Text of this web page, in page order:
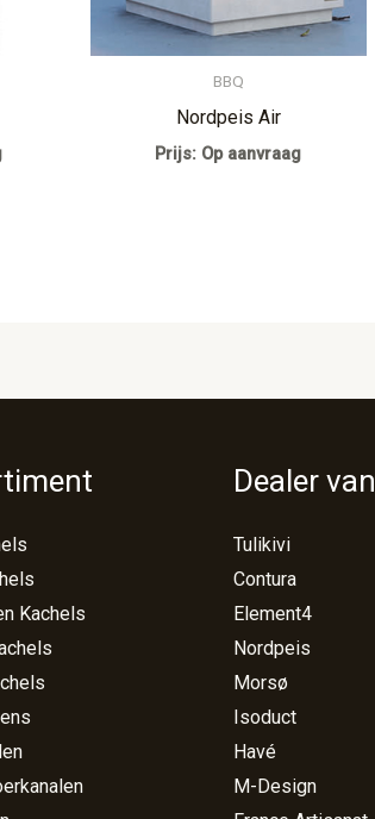
BBQ
Nordpeis Air
Prijs: Op aanvraag
Kachels
Dealer van
Tulikivi
Contura
Element4
Nordpeis
Morsø
Isoduct
Havé
M-Design